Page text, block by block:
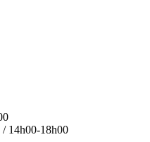
14h00-18h00